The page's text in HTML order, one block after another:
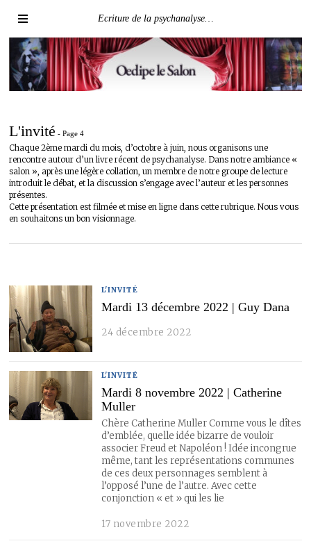
Ecriture de la psychanalyse…
L'invité - Page 4
Chaque 2ème mardi du mois, d’octobre à juin, nous organisons une
rencontre autour d’un livre récent de psychanalyse. Dans notre ambiance «
salon », après une légère collation, un membre de notre groupe de lecture
introduit le débat, et la discussion s’engage avec l’auteur et les personnes
présentes.
Cette présentation est filmée et mise en ligne dans cette rubrique. Nous vous
en souhaitons un bon visionnage.
L'INVITÉ
Mardi 13 décembre 2022 |Guy Dana
24 décembre 2022
L'INVITÉ
Mardi 8 novembre 2022 | Catherine
Muller
Chère Catherine Muller Comme vous le dîtes
d’emblée, quelle idée bizarre de vouloir
associer Freud et Napoléon ! Idée incongrue
même, tant les représentations communes
de ces deux personnages semblent à
l’opposé l’une de l’autre. Avec cette
conjonction « et » qui les lie
17 novembre 2022